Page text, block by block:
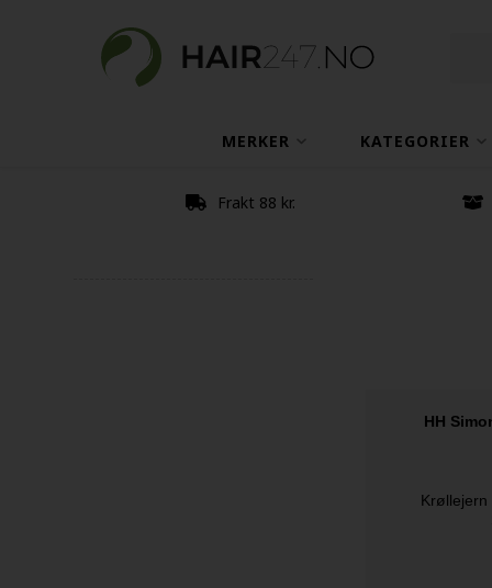
MERKER KATEGORIER
Frakt 88 kr.
HH
Krøllejern